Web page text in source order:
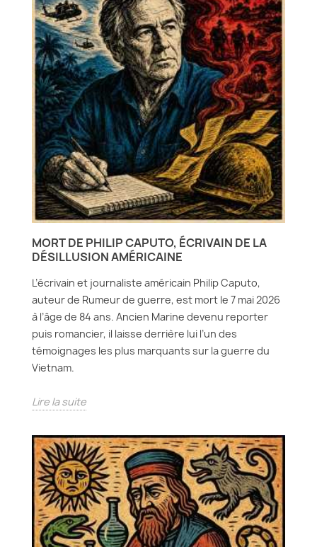
MORT DE PHILIP CAPUTO, ÉCRIVAIN DE LA
DÉSILLUSION AMÉRICAINE
L’écrivain et journaliste américain Philip Caputo,
auteur de Rumeur de guerre, est mort le 7 mai 2026
à l’âge de 84 ans. Ancien Marine devenu reporter
puis romancier, il laisse derrière lui l’un des
témoignages les plus marquants sur la guerre du
Vietnam.
Lire la suite